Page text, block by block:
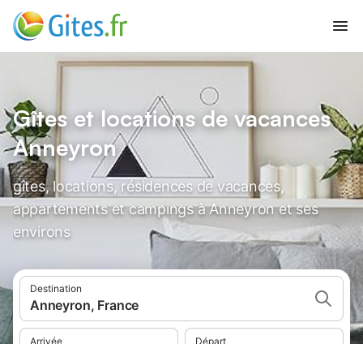
Gîtes et locations de vacances
Anneyron
gîtes, locations, résidences de vacances,
appartements et campings à Anneyron et ses
environs
Destination
Anneyron, France
Arrivée Départ